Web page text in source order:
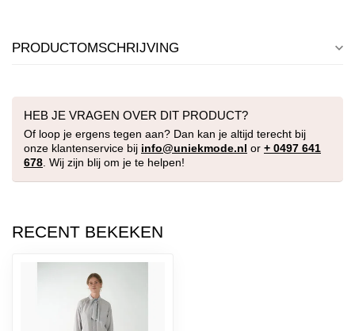
PRODUCTOMSCHRIJVING
HEB JE VRAGEN OVER DIT PRODUCT?
Of loop je ergens tegen aan? Dan kan je altijd terecht bij
onze klantenservice bij info@uniekmode.nl or + 0497 641
678. Wij zijn blij om je te helpen!
RECENT BEKEKEN